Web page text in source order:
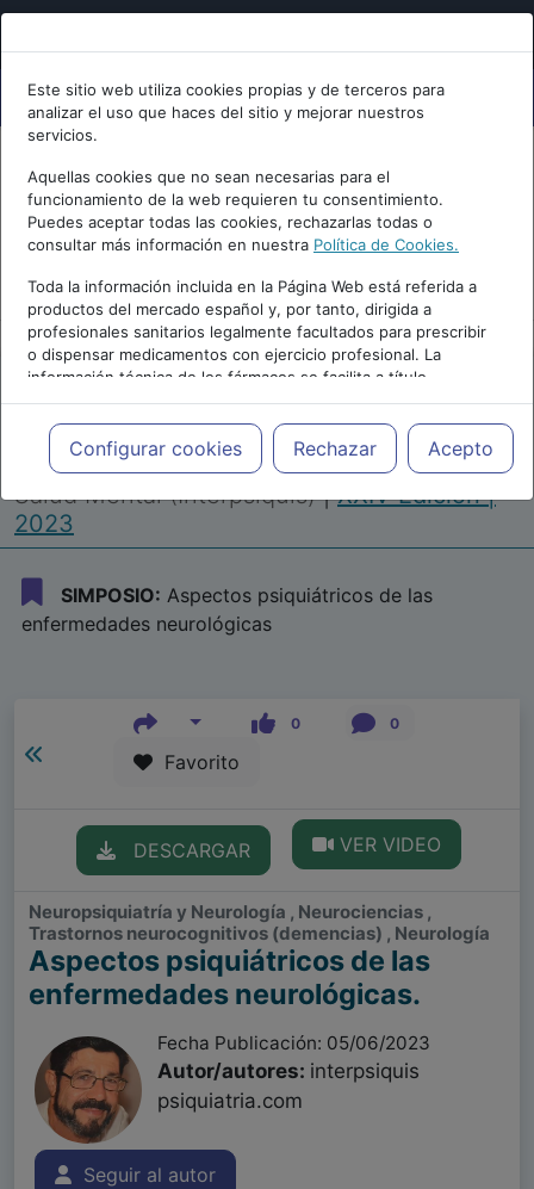
Este sitio web utiliza cookies propias y de terceros para
analizar el uso que haces del sitio y mejorar nuestros
servicios.
Aquellas cookies que no sean necesarias para el
funcionamiento de la web requieren tu consentimiento.
Puedes aceptar todas las cookies, rechazarlas todas o
consultar más información en nuestra Política de Cookies.
Toda la información incluida en la Página Web está referida a
productos del mercado español y, por tanto, dirigida a
profesionales sanitarios legalmente facultados para prescribir
o dispensar medicamentos con ejercicio profesional. La
información técnica de los fármacos se facilita a título
meramente informativo, siendo responsabilidad de los
profesionales facultados prescribir medicamentos y decidir, en
cada caso concreto, el tratamiento más adecuado a las
necesidades del paciente.
Configurar cookies Rechazar Acepto
Repositorio de Artículos |Congreso Virtual
Internacional de Psiquiatría, Psicología y
Salud Mental (Interpsiquis)|XXIV Edición |
2023
SIMPOSIO: Aspectos psiquiátricos de las
enfermedades neurológicas
0 0
Favorito
DESCARGAR VER VIDEO
Neuropsiquiatría y Neurología , Neurociencias ,
Trastornos neurocognitivos (demencias) , Neurología
Aspectos psiquiátricos de las
enfermedades neurológicas.
Fecha Publicación: 05/06/2023
Autor/autores: interpsiquis
psiquiatria.com
Seguir al autor